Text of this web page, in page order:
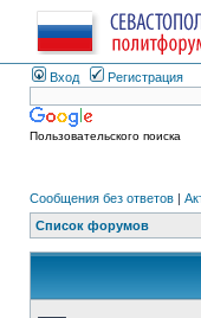
Вход Регистрация
Пользовательского поиска
Сообщения без ответов |
Список форумов